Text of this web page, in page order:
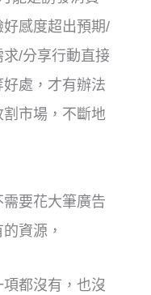
感度超出預期/
/分享行動直接
處，才有辦法
市場，不斷地
要花大筆廣告
資源，
都沒有，也沒